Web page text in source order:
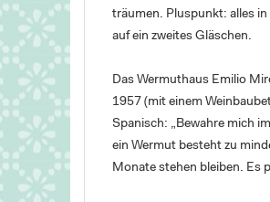
träumen. Pluspunkt: alles
auf ein zweites Gläschen.
Das Wermuthaus Emilio
1957 (mit einem
Spanisch: „Bewahre mich
ein Wermut besteht zu
Monate stehen bleiben. Es